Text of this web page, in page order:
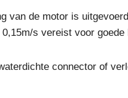
van de motor is
s vereist voor goede
connector of